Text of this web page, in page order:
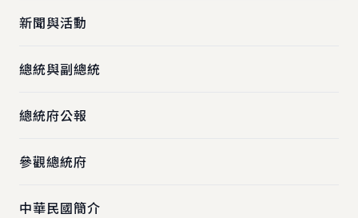
新聞與活動
總統與副總統
總統府公報
參觀總統府
中華民國簡介